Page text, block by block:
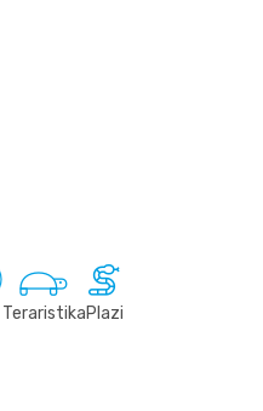
TeraristikaPlazi